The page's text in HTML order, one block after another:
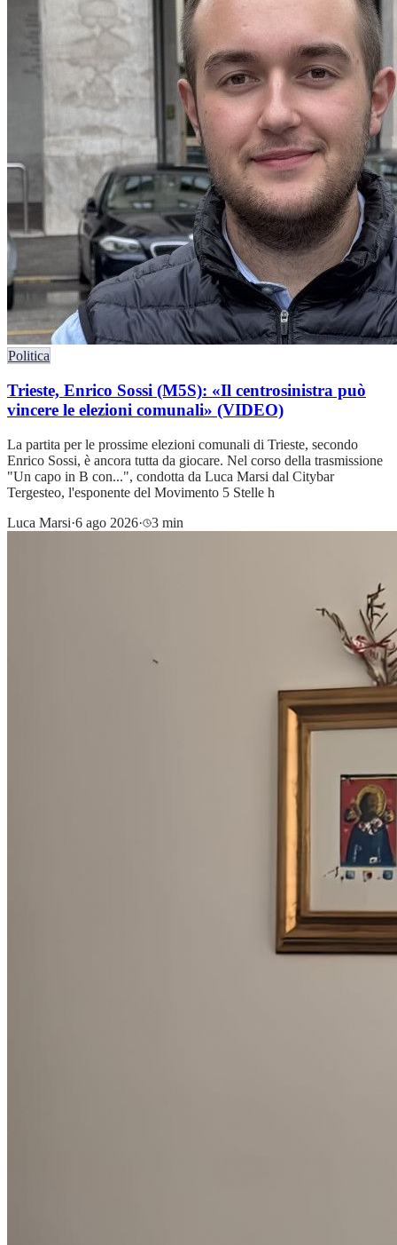
Politica
Trieste, Enrico Sossi (M5S): «Il centrosinistra può
vincere le elezioni comunali» (VIDEO)
La partita per le prossime elezioni comunali di Trieste, secondo
Enrico Sossi, è ancora tutta da giocare. Nel corso della trasmissione
"Un capo in B con...", condotta da Luca Marsi dal Citybar
Tergesteo, l'esponente del Movimento 5 Stelle h
Luca Marsi·6 ago 2026· 3 min